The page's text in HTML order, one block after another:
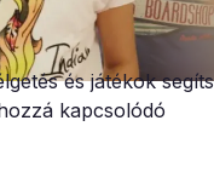
és játékok
kapcsolódó